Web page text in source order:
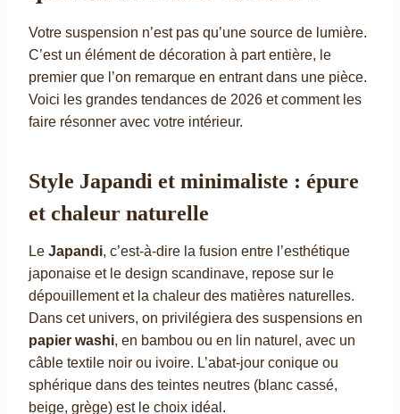
Votre suspension n’est pas qu’une source de lumière.
C’est un élément de décoration à part entière, le
premier que l’on remarque en entrant dans une pièce.
Voici les grandes tendances de 2026 et comment les
faire résonner avec votre intérieur.
Style Japandi et minimaliste : épure
et chaleur naturelle
Le Japandi, c’est-à-dire la fusion entre l’esthétique
japonaise et le design scandinave, repose sur le
dépouillement et la chaleur des matières naturelles.
Dans cet univers, on privilégiera des suspensions en
papier washi, en bambou ou en lin naturel, avec un
câble textile noir ou ivoire. L’abat-jour conique ou
sphérique dans des teintes neutres (blanc cassé,
beige, grège) est le choix idéal.